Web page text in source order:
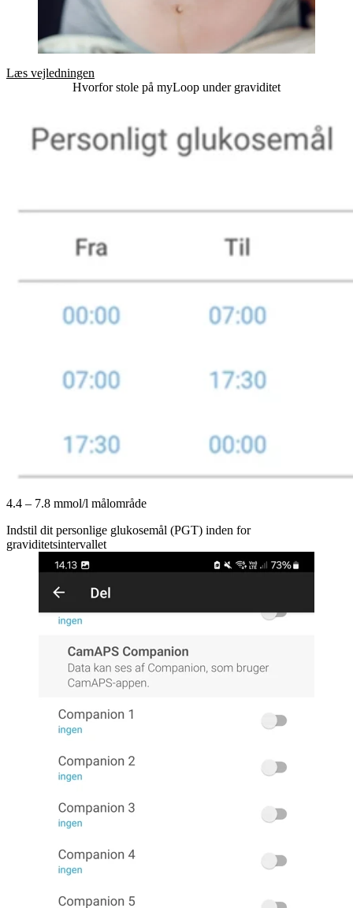
Læs vejledningen
Hvorfor stole på myLoop under graviditet
4.4 – 7.8 mmol/l målområde
Indstil dit personlige glukosemål (PGT) inden for
graviditetsintervallet